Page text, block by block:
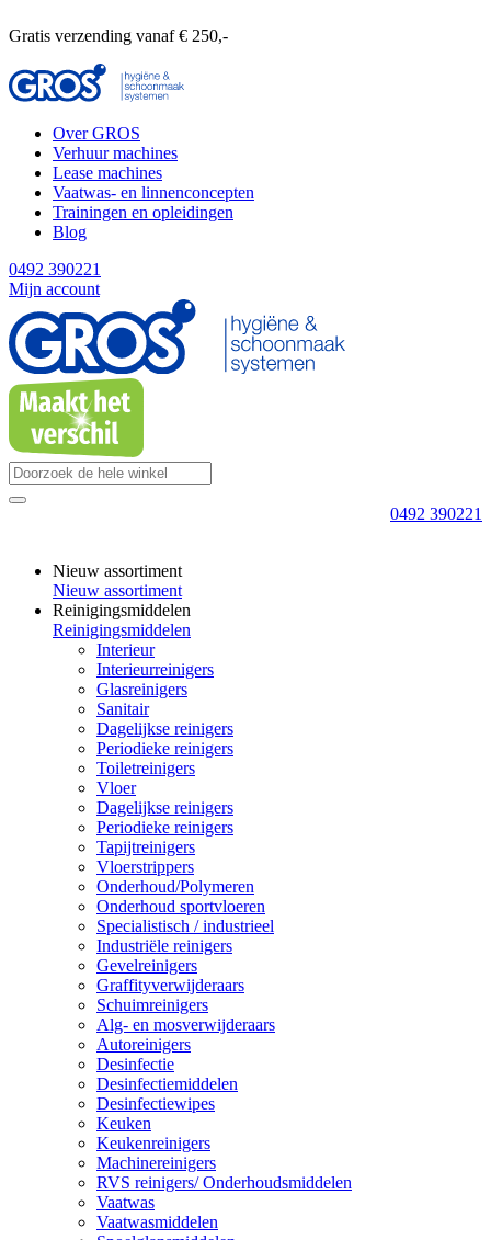
Gratis verzending vanaf € 250,-
Over GROS
Verhuur machines
Lease machines
Vaatwas- en linnenconcepten
Trainingen en opleidingen
Blog
0492 390221
Mijn account
0492 390221
Nieuw assortiment
Nieuw assortiment
Reinigingsmiddelen
Reinigingsmiddelen
Interieur
Interieurreinigers
Glasreinigers
Sanitair
Dagelijkse reinigers
Periodieke reinigers
Toiletreinigers
Vloer
Dagelijkse reinigers
Periodieke reinigers
Tapijtreinigers
Vloerstrippers
Onderhoud/Polymeren
Onderhoud sportvloeren
Specialistisch / industrieel
Industriële reinigers
Gevelreinigers
Graffityverwijderaars
Schuimreinigers
Alg- en mosverwijderaars
Autoreinigers
Desinfectie
Desinfectiemiddelen
Desinfectiewipes
Keuken
Keukenreinigers
Machinereinigers
RVS reinigers/ Onderhoudsmiddelen
Vaatwas
Vaatwasmiddelen